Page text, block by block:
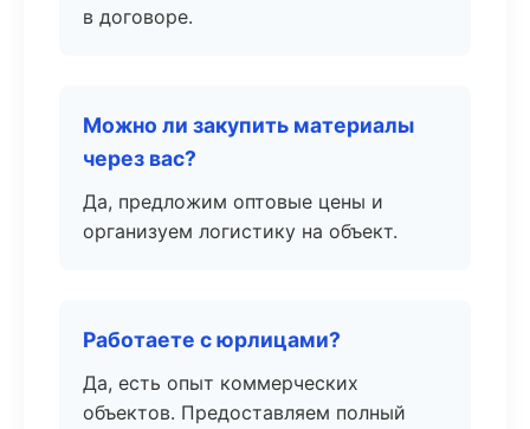
в договоре.
Можно ли закупить материалы
через вас?
Да, предложим оптовые цены и
организуем логистику на объект.
Работаете с юрлицами?
Да, есть опыт коммерческих
объектов. Предоставляем полный